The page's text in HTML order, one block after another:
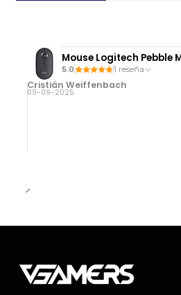
Mouse Logitech Pebble
5.0 1 reseña
Cristián Weiffenbach
09-09-2025